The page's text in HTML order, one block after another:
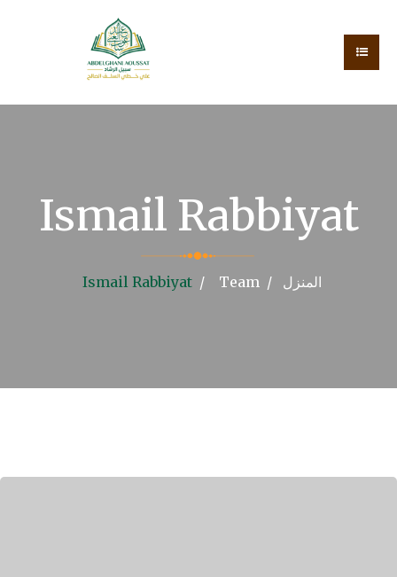
Ismail Rabbiyat
المنزل Team
Ismail Rabbiyat